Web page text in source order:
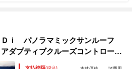
ｉ パノラマミックサンルーフ
プティブクルーズコントロー
Ｄヘッドライト 禁煙車 ブライ
支払総額(税込)